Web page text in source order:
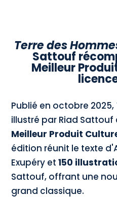
Terre des
Sattouf
Meilleur
Publié en octobre 2025,
illustré par Riad Sattouf
Meilleur Produit
édition réunit le texte
Exupéry et150
Sattouf, offrant une
grand classique.